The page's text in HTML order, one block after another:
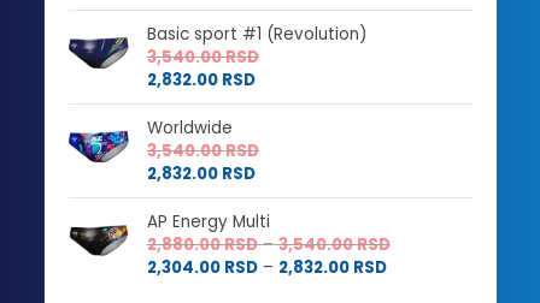
Basic sport #1 (Revolution)
3,540.00RSD
2,832.00 RSD
Worldwide
3,540.00RSD
2,832.00 RSD
AP Energy Multi
2,880.00RSD – 3,540.00RSDRaspon
2,304.00 RSD – 2,832.00 RSDRaspon